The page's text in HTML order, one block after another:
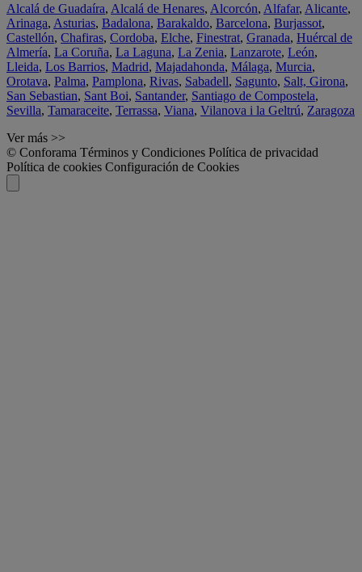
Alcalá de Guadaíra, Alcalá de Henares, Alcorcón, Alfafar, Alicante,
Arinaga, Asturias, Badalona, Barakaldo, Barcelona, Burjassot,
Castellón, Chafiras, Cordoba, Elche, Finestrat, Granada, Huércal de
Almería, La Coruña, La Laguna, La Zenia, Lanzarote, León,
Lleida, Los Barrios, Madrid, Majadahonda, Málaga, Murcia,
Orotava, Palma, Pamplona, Rivas, Sabadell, Sagunto, Salt, Girona,
San Sebastian, Sant Boi, Santander, Santiago de Compostela,
Sevilla, Tamaraceite, Terrassa, Viana, Vilanova i la Geltrú, Zaragoza
Ver más >>
© Conforama Términos y Condiciones Política de privacidad
Política de cookies Configuración de Cookies